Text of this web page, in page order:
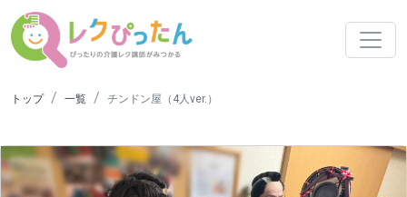
トップ 一覧 チンドン屋（4人ver.）